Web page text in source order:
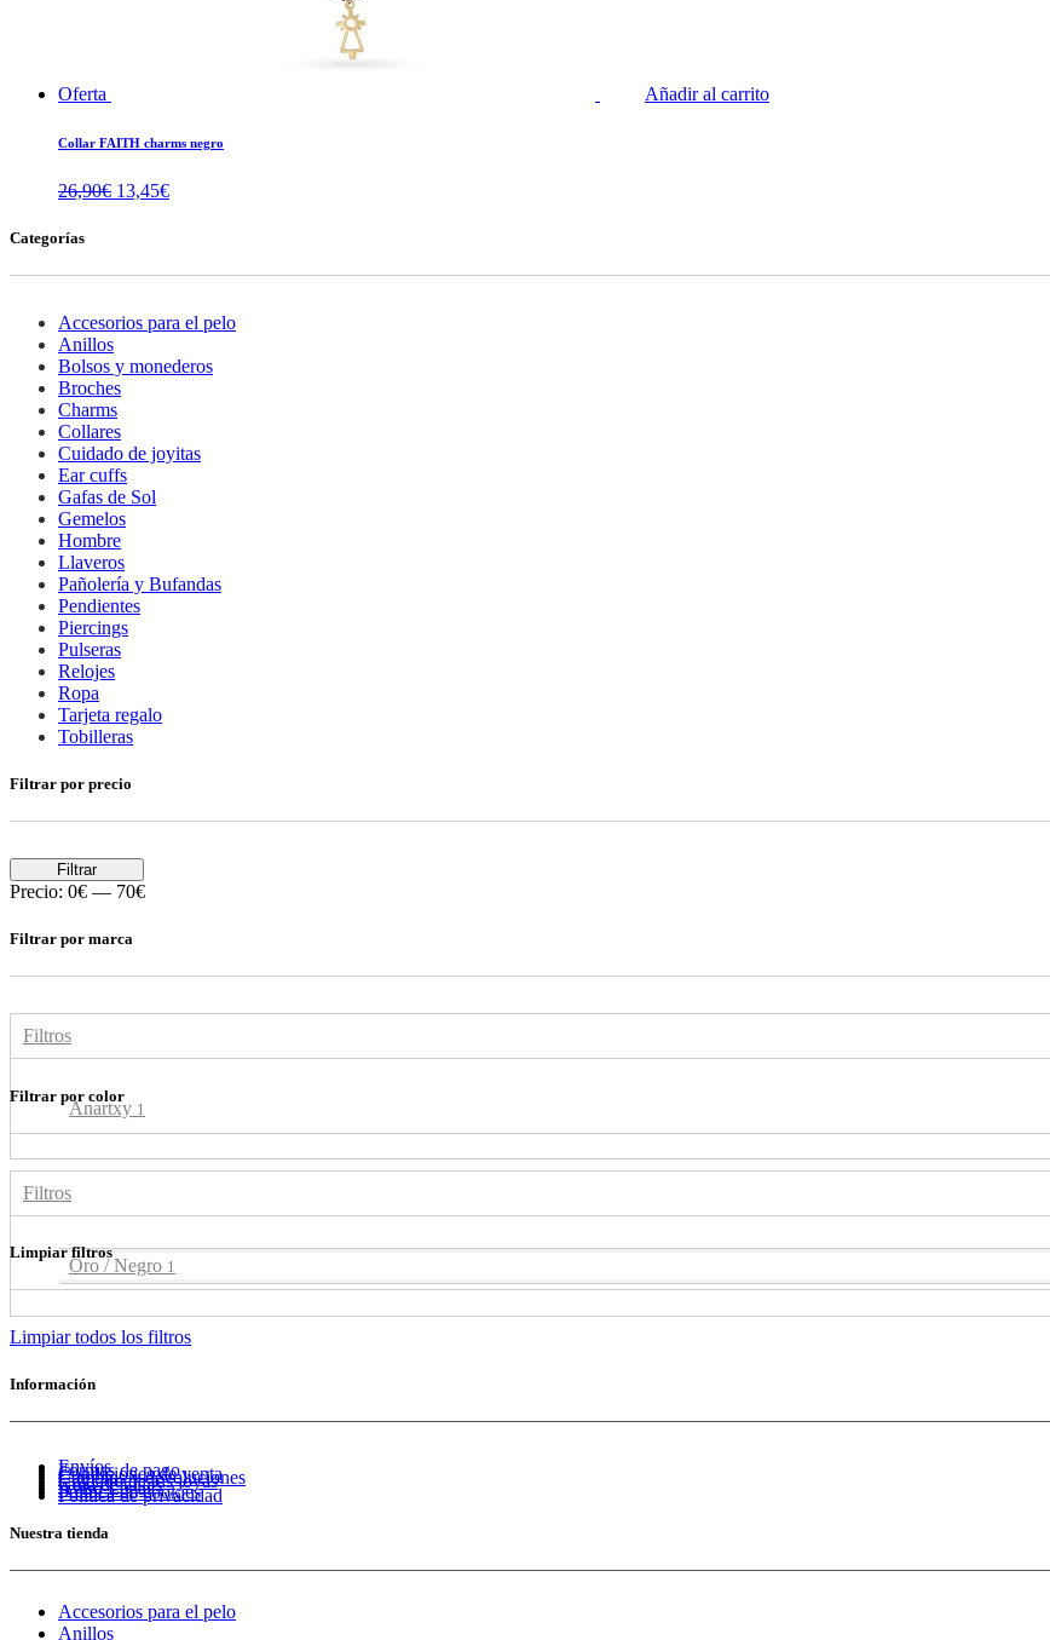
Oferta Añadir al carrito
Collar FAITH charms negro
26,90€ El
26,90€.
13,45€El
13,45€.
Categorías
Accesorios para el pelo
Anillos
Bolsos y monederos
Broches
Charms
Collares
Cuidado de joyitas
Ear cuffs
Gafas de Sol
Gemelos
Hombre
Llaveros
Pañolería y Bufandas
Pendientes
Piercings
Pulseras
Relojes
Ropa
Tarjeta regalo
Tobilleras
Filtrar por precio
Filtrar
Precio: 0€ — 70€
Filtrar por marca
Filtros
Anartxy 1
Filtrar por color
Filtros
Oro / Negro 1
Limpiar filtros
Limpiar todos los filtros
Información
Envíos
Formas de pago
Condiciones de venta
Cambios y devoluciones
Cuidado de tus joyas
Guía de tallas
Aviso Legal
Política de cookies
Política de privacidad
Nuestra tienda
Accesorios para el pelo
Anillos